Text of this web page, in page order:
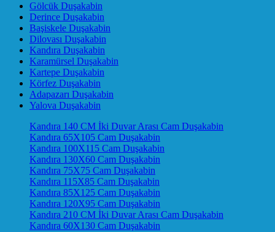
Gölcük Duşakabin
Derince Duşakabin
Başiskele Duşakabin
Dilovası Duşakabin
Kandıra Duşakabin
Karamürsel Duşakabin
Kartepe Duşakabin
Körfez Duşakabin
Adapazarı Duşakabin
Yalova Duşakabin
Kandıra 140 CM İki Duvar Arası Cam Duşakabin
Kandıra 65X105 Cam Duşakabin
Kandıra 100X115 Cam Duşakabin
Kandıra 130X60 Cam Duşakabin
Kandıra 75X75 Cam Duşakabin
Kandıra 115X85 Cam Duşakabin
Kandıra 85X125 Cam Duşakabin
Kandıra 120X95 Cam Duşakabin
Kandıra 210 CM İki Duvar Arası Cam Duşakabin
Kandıra 60X130 Cam Duşakabin